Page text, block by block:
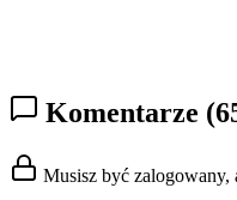
Komentarze
Musisz być zalogowany,